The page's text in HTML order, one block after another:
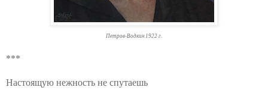
Петров-Водкин 1922 г.
***
Настоящую нежность не спутаешь